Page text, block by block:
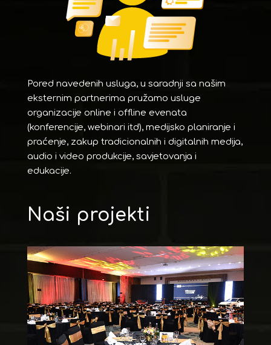
Pored navedenih usluga, u saradnji sa našim
eksternim partnerima pružamo usluge
organizacije online i offline evenata
(konferencije, webinari itd), medijsko planiranje i
praćenje, zakup tradicionalnih i digitalnih medija,
audio i video produkcije, savjetovanja i
edukacije.
Naši projekti